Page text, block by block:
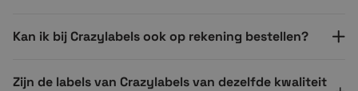
Kan ik bij Crazylabels ook op rekening bestellen?
Zijn de labels van Crazylabels van dezelfde kwaliteit